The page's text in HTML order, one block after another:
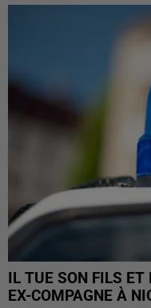
IL TUE SON FILS
EX-COMPAGNE À